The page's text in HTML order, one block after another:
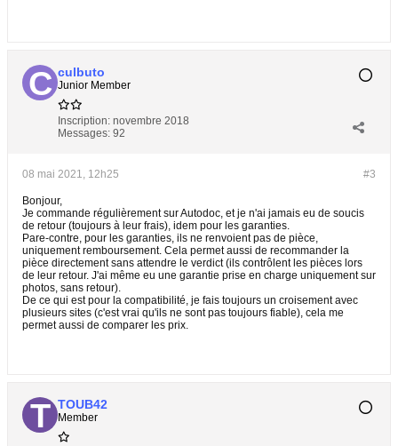
culbuto
Junior Member
Inscription: novembre 2018
Messages: 92
#3
08 mai 2021, 12h25
Bonjour,
Je commande régulièrement sur Autodoc, et je n'ai jamais eu de soucis
de retour (toujours à leur frais), idem pour les garanties.
Pare-contre, pour les garanties, ils ne renvoient pas de pièce,
uniquement remboursement. Cela permet aussi de recommander la
pièce directement sans attendre le verdict (ils contrôlent les pièces lors
de leur retour. J'ai même eu une garantie prise en charge uniquement sur
photos, sans retour).
De ce qui est pour la compatibilité, je fais toujours un croisement avec
plusieurs sites (c'est vrai qu'ils ne sont pas toujours fiable), cela me
permet aussi de comparer les prix.
TOUB42
Member